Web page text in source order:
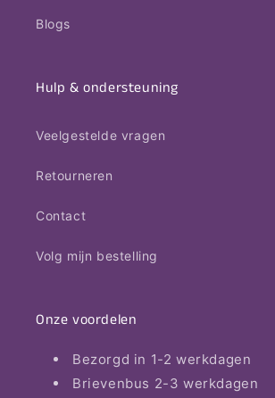
Blogs
Hulp & ondersteuning
Veelgestelde vragen
Retourneren
Contact
Volg mijn bestelling
Onze voordelen
Bezorgd in 1-2 werkdagen
Brievenbus 2-3 werkdagen